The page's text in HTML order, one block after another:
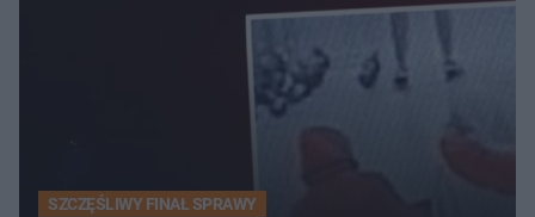
SZCZĘŚLIWY FINAŁ SPRAWY